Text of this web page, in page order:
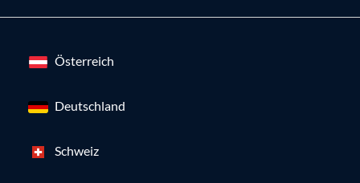
Österreich
Deutschland
Schweiz